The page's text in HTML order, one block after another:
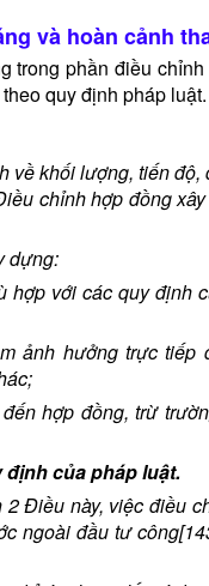
và hoàn cảnh
trong phần điều
quy định pháp luật.
khối lượng, tiến
chỉnh hợp đồng
dựng:
với các quy định
ảnh hưởng trực tiếp
hợp đồng, trừ
của pháp luật.
Điều này, việc điều
ngoài đầu tư